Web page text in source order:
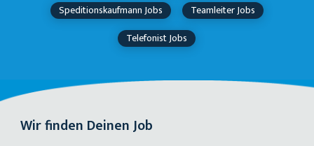
Speditionskaufmann Jobs
Teamleiter Jobs
Telefonist Jobs
Wir finden Deinen Job